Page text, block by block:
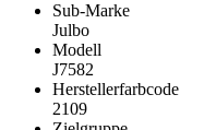
Sub-Marke
Julbo
Modell
J7582
Herstellerfarbcode
2109